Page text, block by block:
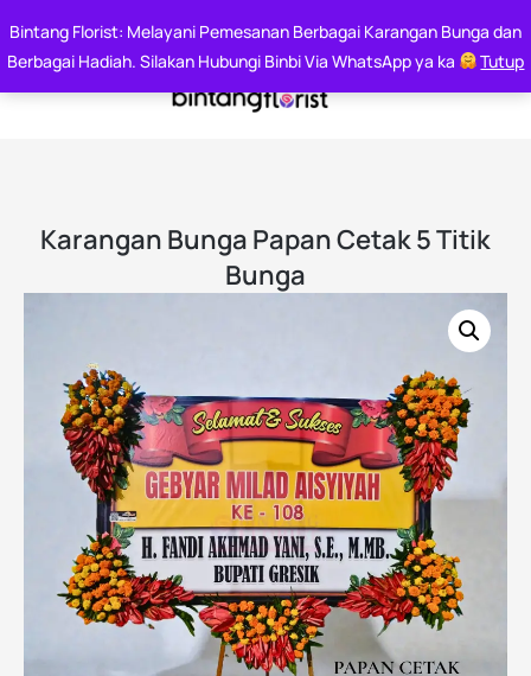
Bintang Florist: Melayani Pemesanan Berbagai Karangan Bunga dan
Berbagai Hadiah. Silakan Hubungi Binbi Via WhatsApp ya ka
Tutup
Whatsapp : 0812 6000 7144
Karangan Bunga Papan Cetak 5 Titik
Bunga